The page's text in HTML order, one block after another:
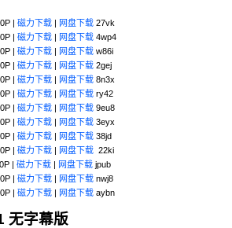
| 磁力下载 | 网盘下载 27vk
| 磁力下载 | 网盘下载 4wp4
| 磁力下载 | 网盘下载 w86i
| 磁力下载 | 网盘下载 2gej
| 磁力下载 | 网盘下载 8n3x
| 磁力下载 | 网盘下载 ry42
| 磁力下载 | 网盘下载 9eu8
| 磁力下载 | 网盘下载 3eyx
| 磁力下载 | 网盘下载 38jd
| 磁力下载 | 网盘下载 22ki
| 磁力下载 | 网盘下载 jpub
| 磁力下载 | 网盘下载 nwj8
| 磁力下载 | 网盘下载 aybn
无字幕版